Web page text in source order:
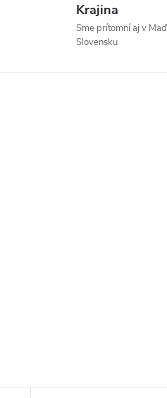
Krajina
Sme prítomní aj v
Slovensku